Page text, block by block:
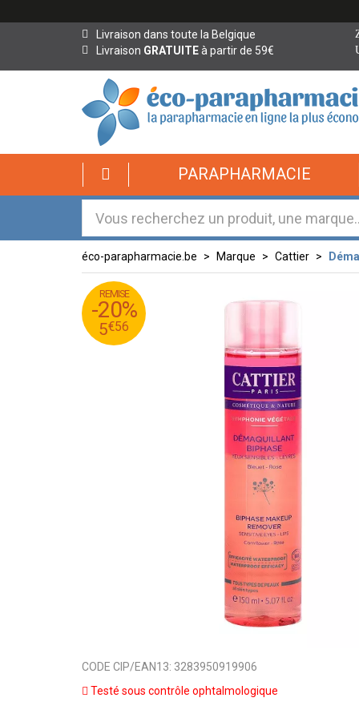
Livraison dans toute la Belgique
Livraison GRATUITEà partir de 59€
éco-
parapharmacie.fr
éco-
parapharmacie.fr
PARAPHARMACIE
éco-parapharmacie.be Marque Cattier
REMISE
-20%
5€56
6
€
95
5
€
56
CODE CIP/EAN13: 3283950919906
Testé sous contrôle ophtalmologique